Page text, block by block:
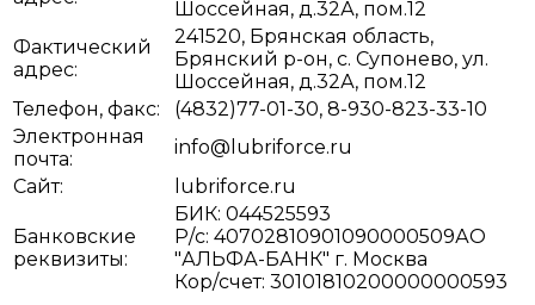
Шоссейная, д.32А, пом.12
Фактический
адрес:
241520, Брянская область,
Брянский р-он, с. Супонево, ул.
Шоссейная, д.32А, пом.12
Телефон, факс:
(4832)77-01-30, 8-930-823-33-10
Электронная
почта:
info@lubriforce.ru
Сайт:
lubriforce.ru
Банковские
реквизиты:
БИК: 044525593
Р/с: 40702810901090000509АО
"АЛЬФА-БАНК" г. Москва
Кор/счет: 30101810200000000593